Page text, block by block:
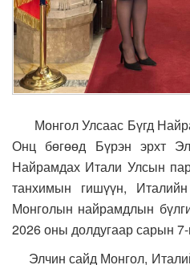
Монгол Улсаас Бүгд
Онц бөгөөд Бүрэн эрхт
Найрамдах Итали Улсын
танхимын гишүүн,
Монголын найрамдлын
2026 оны долдугаар сарын
Элчин сайд Монгол,